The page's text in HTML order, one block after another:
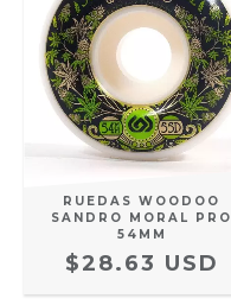
RUEDAS WOODOO
SANDRO MORAL PRO
54MM
$28.63 USD